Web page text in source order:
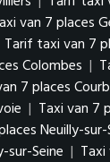
van 7 places
Tarif taxi van 7
Colombes |
7 places
| Taxi van 7
Neuilly-sur-
sur-Seine |